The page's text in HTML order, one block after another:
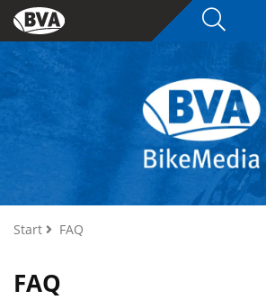
Start FAQ
FAQ